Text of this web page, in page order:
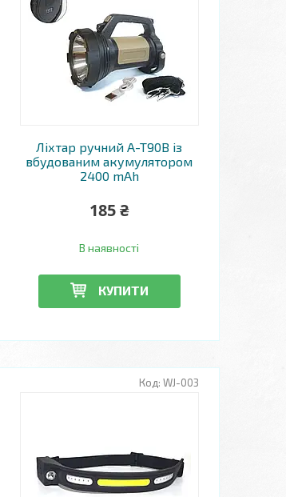
Ліхтар ручний A-T90B із
вбудованим акумулятором
2400 mAh
185 ₴
В наявності
КУПИТИ
WJ-003